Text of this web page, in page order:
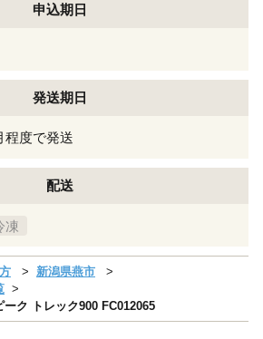
申込期日
発送期日
程度で発送
配送
凍
新潟県燕市
ーク トレック900 FC012065